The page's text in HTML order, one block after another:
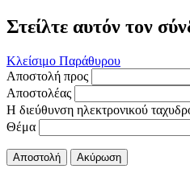
Στείλτε αυτόν τον
Κλείσιμο Παράθυρου
Αποστολή προς
Αποστολέας
Η διεύθυνση ηλεκτρονικού
Θέμα
Αποστολή Ακύρωση